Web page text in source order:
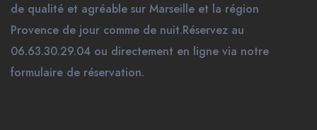
de qualité et agréable sur Marseille et la région
Provence de jour comme de nuit.Réservez au
06.63.30.29.04 ou directement en ligne via notre
formulaire de réservation.